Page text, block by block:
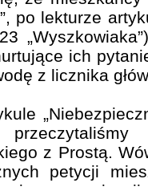
po lekturze
ich
z licznika
z Prostą.
petycji